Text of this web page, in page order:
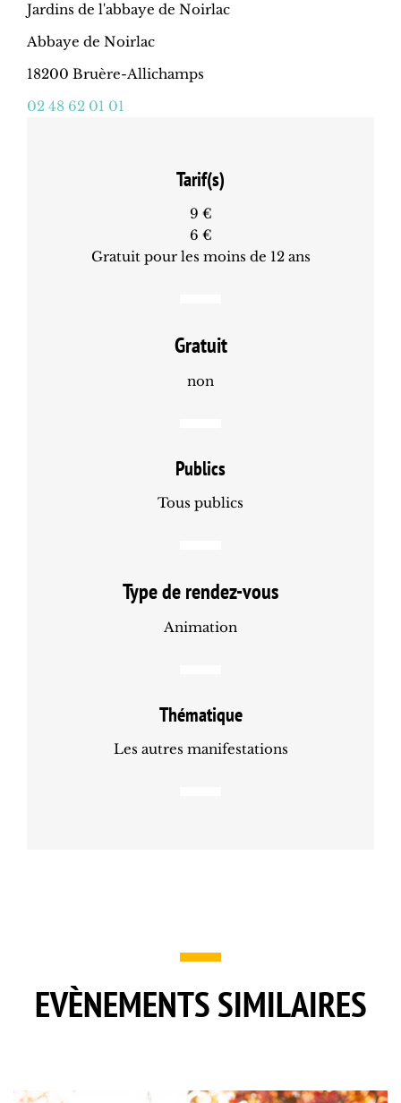
Jardins de l'abbaye de Noirlac
Abbaye de Noirlac
18200 Bruère-Allichamps
02 48 62 01 01
Tarif(s)
9 €
6 €
Gratuit pour les moins de 12 ans
Gratuit
non
Publics
Tous publics
Type de rendez-vous
Animation
Thématique
Les autres manifestations
EVÈNEMENTS SIMILAIRES